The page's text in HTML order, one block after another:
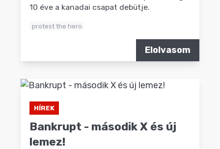
10 éve a kanadai csapat debütje.
protest the hero
Elolvasom
HÍREK
Bankrupt - második X és új
lemez!